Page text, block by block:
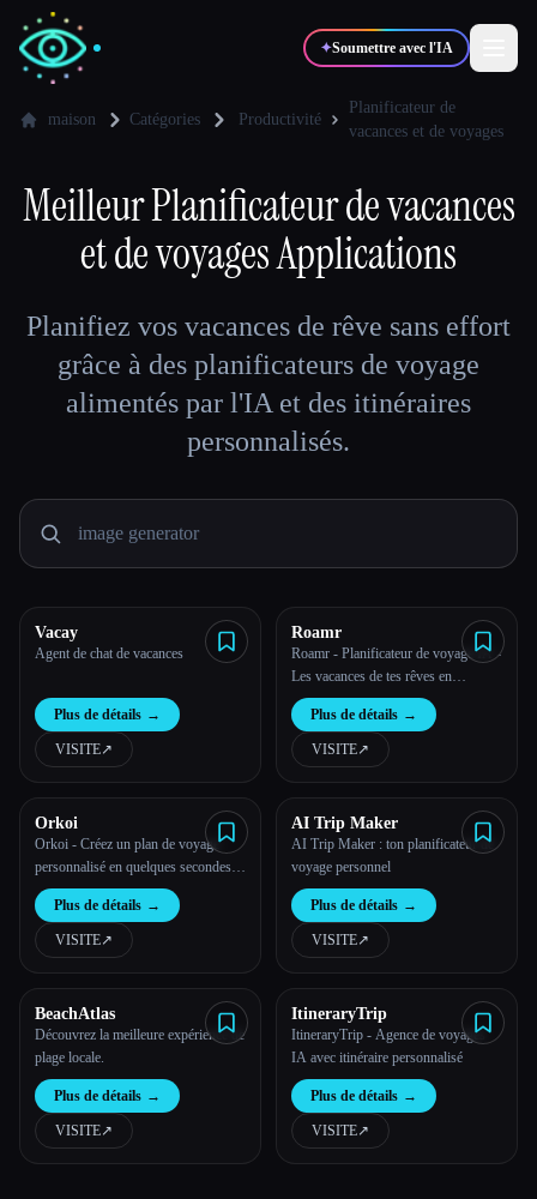
✦Soumettre avec l'IA
Développeurs 📈 Marketeurs
🎓Étudiants 🎬Créateurs
Comparer les outils
À propos
Esc
maison Catégories Productivité
Planificateur de
vacances et de voyages
MeilleurPlanificateur de vacances
et de voyagesApplications
Planifiez vos vacances de rêve sans effort
grâce à des planificateurs de voyage
alimentés par l'IA et des itinéraires
personnalisés.
Vacay
Agent de chat de vacances
Plus de détails →
VISITE↗︎
Roamr
Roamr - Planificateur de voyage IA -
Les vacances de tes rêves en
quelques secondes
Plus de détails →
VISITE↗︎
Orkoi
Orkoi - Créez un plan de voyage
personnalisé en quelques secondes,
gratuit, sans inscription
Plus de détails →
VISITE↗︎
AI Trip Maker
AI Trip Maker : ton planificateur de
voyage personnel
Plus de détails →
VISITE↗︎
BeachAtlas
Découvrez la meilleure expérience de
plage locale.
Plus de détails →
VISITE↗︎
ItineraryTrip
ItineraryTrip - Agence de voyages
IA avec itinéraire personnalisé
Plus de détails →
VISITE↗︎